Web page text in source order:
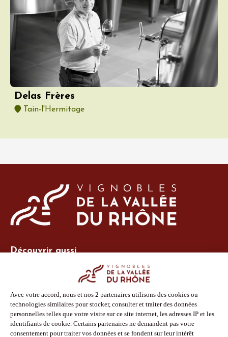
Delas Frères
Tain-l'Hermitage
Découvrir aussi
Espace adhérent
Espace presse
Phototèque
Suivez-nous